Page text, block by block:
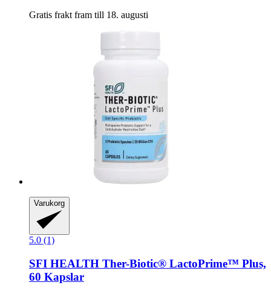
Gratis frakt fram till 18. augusti
Varukorg
5.0 (1)
SFI HEALTH Ther-​Biotic® LactoPrime™ Plus,
60 Kapslar